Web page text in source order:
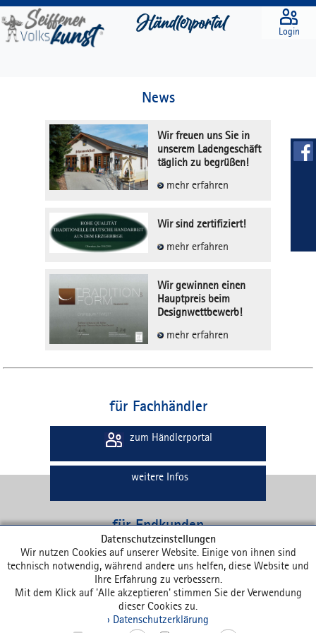
Datenschutzeinstellungen
Wir nutzen Cookies auf unserer Website. Einige von ihnen sind
technisch notwendig, während andere uns helfen, diese Website und
Ihre Erfahrung zu verbessern.
Mit dem Klick auf 'Alle akzeptieren' stimmen Sie der Verwendung
dieser Cookies zu.
› Datenschutzerklärung
Login
News
Wir freuen uns Sie in
unserem Ladengeschäft
täglich zu begrüßen!
mehr erfahren
Wir sind zertifiziert!
mehr erfahren
Wir gewinnen einen
Hauptpreis beim
Designwettbewerb!
mehr erfahren
für Fachhändler
zum Händlerportal
weitere Infos
für Endkunden
zum Shop
Blätterkataloge und Flyer